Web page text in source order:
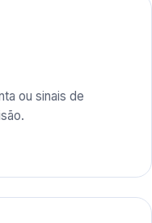
ou sinais de